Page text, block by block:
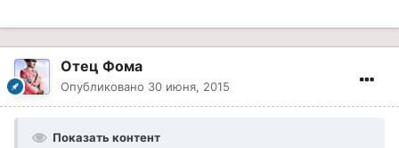
Отец Фома
Опубликовано 30 июня, 2015
Показать контент